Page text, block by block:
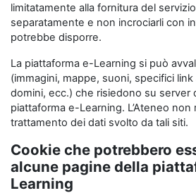
limitatamente alla fornitura del
separatamente e non incrociarli con
potrebbe disporre.
La piattaforma e-Learning si può
(immagini, mappe, suoni, specifici
domini, ecc.) che risiedono su server
piattaforma e-Learning. L’Ateneo
trattamento dei dati svolto da tali siti.
Cookie che potrebbero
alcune pagine della
Learning